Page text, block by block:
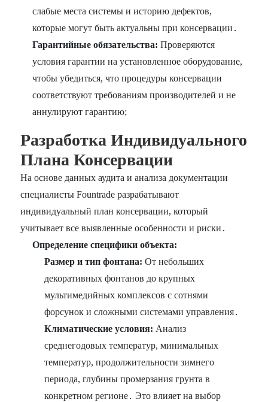
слабые места системы и историю дефектов,
которые могут быть актуальны при консервации․
Гарантийные обязательства: Проверяются
условия гарантии на установленное оборудование,
чтобы убедиться, что процедуры консервации
соответствуют требованиям производителей и не
аннулируют гарантию;
Разработка Индивидуального
Плана Консервации
На основе данных аудита и анализа документации
специалисты Fountrade разрабатывают
индивидуальный план консервации, который
учитывает все выявленные особенности и риски․
Определение специфики объекта:
Размер и тип фонтана: От небольших
декоративных фонтанов до крупных
мультимедийных комплексов с сотнями
форсунок и сложными системами управления․
Климатические условия: Анализ
среднегодовых температур, минимальных
температур, продолжительности зимнего
периода, глубины промерзания грунта в
конкретном регионе․ Это влияет на выбор